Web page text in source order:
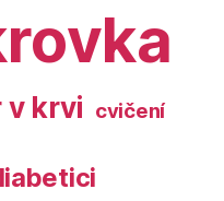
v krvi cvičení